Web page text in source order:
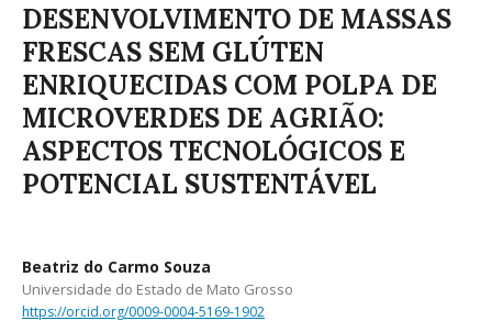
DESENVOLVIMENTO DE MASSAS
FRESCAS SEM GLÚTEN
ENRIQUECIDAS COM POLPA DE
MICROVERDES DE AGRIÃO:
ASPECTOS TECNOLÓGICOS E
POTENCIAL SUSTENTÁVEL
Beatriz do Carmo Souza
Universidade do Estado de Mato Grosso
https://orcid.org/0009-0004-5169-1902